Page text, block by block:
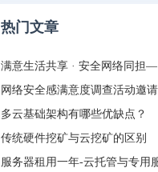
热门文章
满意生活共享 · 安全网络同担—
网络安全感满意度调查活动邀
多云基础架构有哪些优缺点？
传统硬件挖矿与云挖矿的区别
服务器租用一年-云托管与专用